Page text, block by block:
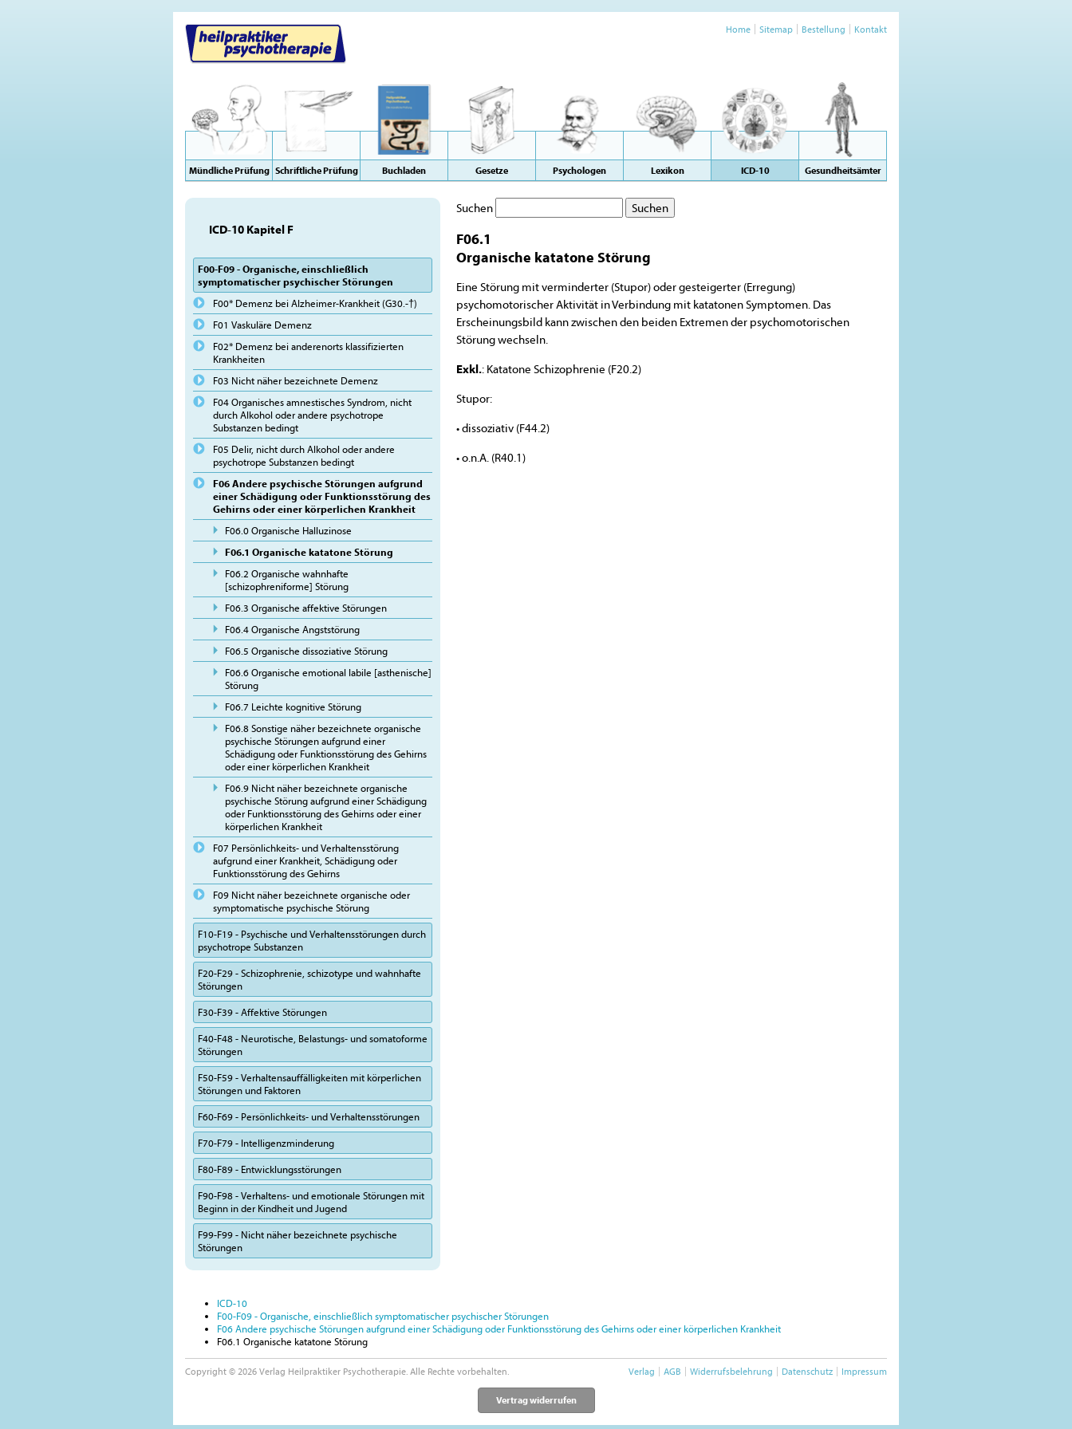
Home Sitemap Bestellung Kontakt
Mündliche Prüfung Schriftliche Prüfung Buchladen Gesetze Psychologen Lexikon ICD-10 Gesundheitsämter
ICD-10 Kapitel F
F00-F09 - Organische, einschließlich
symptomatischer psychischer Störungen
F00* Demenz bei Alzheimer-Krankheit (G30.-†)
F01 Vaskuläre Demenz
F02* Demenz bei anderenorts klassifizierten
Krankheiten
F03 Nicht näher bezeichnete Demenz
F04 Organisches amnestisches Syndrom, nicht
durch Alkohol oder andere psychotrope
Substanzen bedingt
F05 Delir, nicht durch Alkohol oder andere
psychotrope Substanzen bedingt
F06 Andere psychische Störungen aufgrund
einer Schädigung oder Funktionsstörung des
Gehirns oder einer körperlichen Krankheit
F06.0 Organische Halluzinose
F06.1 Organische katatone Störung
F06.2 Organische wahnhafte
[schizophreniforme] Störung
F06.3 Organische affektive Störungen
F06.4 Organische Angststörung
F06.5 Organische dissoziative Störung
F06.6 Organische emotional labile [asthenische]
Störung
F06.7 Leichte kognitive Störung
F06.8 Sonstige näher bezeichnete organische
psychische Störungen aufgrund einer
Schädigung oder Funktionsstörung des Gehirns
oder einer körperlichen Krankheit
F06.9 Nicht näher bezeichnete organische
psychische Störung aufgrund einer Schädigung
oder Funktionsstörung des Gehirns oder einer
körperlichen Krankheit
F07 Persönlichkeits- und Verhaltensstörung
aufgrund einer Krankheit, Schädigung oder
Funktionsstörung des Gehirns
F09 Nicht näher bezeichnete organische oder
symptomatische psychische Störung
F10-F19 - Psychische und Verhaltensstörungen durch
psychotrope Substanzen
F20-F29 - Schizophrenie, schizotype und wahnhafte
Störungen
F30-F39 - Affektive Störungen
F40-F48 - Neurotische, Belastungs- und somatoforme
Störungen
F50-F59 - Verhaltensauffälligkeiten mit körperlichen
Störungen und Faktoren
F60-F69 - Persönlichkeits- und Verhaltensstörungen
F70-F79 - Intelligenzminderung
F80-F89 - Entwicklungsstörungen
F90-F98 - Verhaltens- und emotionale Störungen mit
Beginn in der Kindheit und Jugend
F99-F99 - Nicht näher bezeichnete psychische
Störungen
Suchen
F06.1
Organische katatone Störung
Eine Störung mit verminderter (Stupor) oder gesteigerter (Erregung)
psychomotorischer Aktivität in Verbindung mit katatonen Symptomen. Das
Erscheinungsbild kann zwischen den beiden Extremen der psychomotorischen
Störung wechseln.
Exkl.: Katatone Schizophrenie (F20.2)
Stupor:
• dissoziativ (F44.2)
• o.n.A. (R40.1)
ICD-10
F00-F09 - Organische, einschließlich symptomatischer psychischer Störungen
F06 Andere psychische Störungen aufgrund einer Schädigung oder Funktionsstörung des Gehirns oder einer körperlichen Krankheit
F06.1 Organische katatone Störung
Copyright © 2026 Verlag Heilpraktiker Psychotherapie. Alle Rechte vorbehalten. Verlag AGB Widerrufsbelehrung Datenschutz Impressum
Vertrag widerrufen